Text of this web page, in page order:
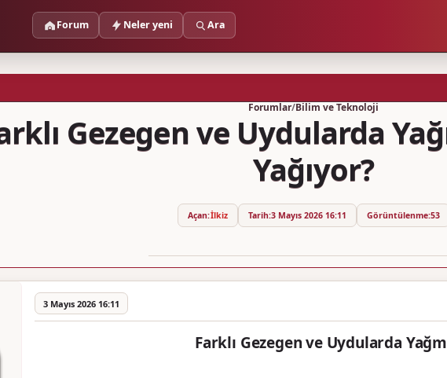
Forum Neler yeni Ara
Forumlar/Bilim ve Teknoloji
Gezegen ve Uydularda
Yağıyor?
Açan:İlkiz Tarih:3 Mayıs 2026 16:11 Görüntülenme:53
3 Mayıs 2026 16:11
Farklı Gezegen ve Uydularda